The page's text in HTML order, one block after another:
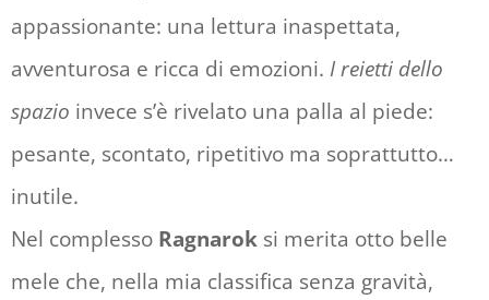
appassionante: una lettura inaspettata,
avventurosa e ricca di emozioni. I reietti dello
spazio invece s’è rivelato una palla al piede:
pesante, scontato, ripetitivo ma soprattutto…
inutile.
Nel complesso Ragnarok si merita otto belle
mele che, nella mia classifica senza gravità,